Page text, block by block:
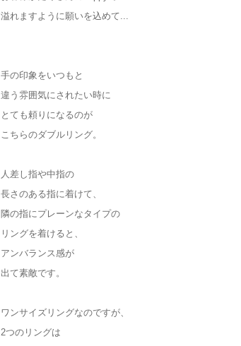
溢れますように願いを込めて...
手の印象をいつもと
違う雰囲気にされたい時に
とても頼りになるのが
こちらのダブルリング。
人差し指や中指の
長さのある指に着けて、
隣の指にプレーンなタイプの
リングを着けると、
アンバランス感が
出て素敵です。
ワンサイズリングなのですが、
2つのリングは